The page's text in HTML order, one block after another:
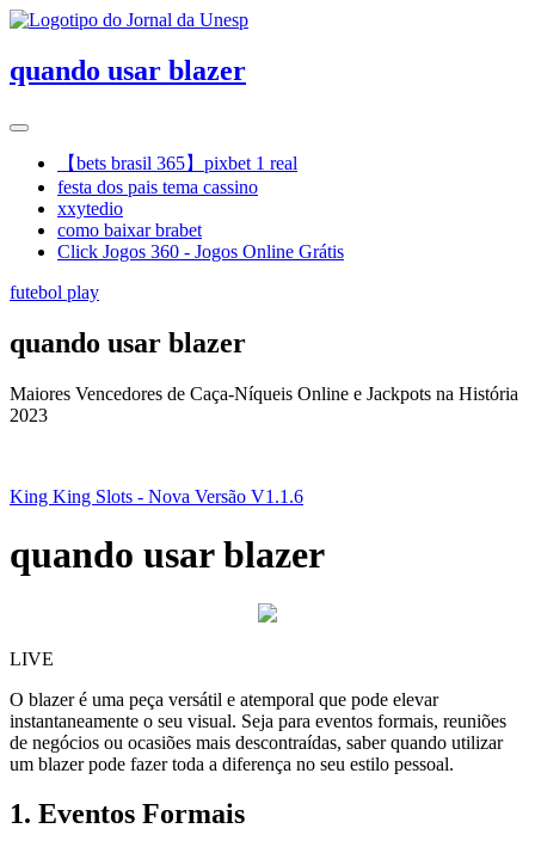
quando usar blazer
【bets brasil 365】pixbet 1 real
festa dos pais tema cassino
xxytedio
como baixar brabet
Click Jogos 360 - Jogos Online Grátis
futebol play
quando usar blazer
Maiores Vencedores de Caça-Níqueis Online e Jackpots na História
2023
King King Slots - Nova Versão V1.1.6
quando usar blazer
LIVE
O blazer é uma peça versátil e atemporal que pode elevar
instantaneamente o seu visual. Seja para eventos formais, reuniões
de negócios ou ocasiões mais descontraídas, saber quando utilizar
um blazer pode fazer toda a diferença no seu estilo pessoal.
1. Eventos Formais